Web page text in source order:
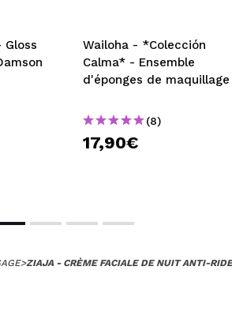
Gloss
Wailoha - *Colección
Calma* - Ensemble
d'éponges de maquillage
(8)
17,90€
>ZIAJA - CRÈME FACIALE DE NUIT ANTI-